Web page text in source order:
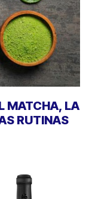
MATCHA, LA
RUTINAS